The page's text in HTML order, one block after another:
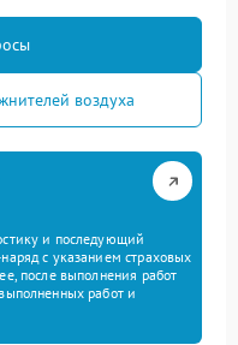
воздуха
и последующий
с указанием страховых
после выполнения работ
работ и